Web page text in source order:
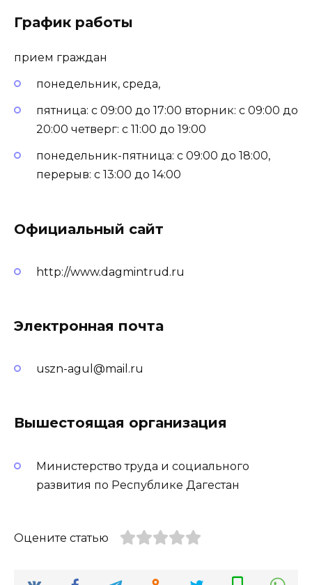
График работы
прием граждан
понедельник, среда,
пятница: с 09:00 до 17:00 вторник: с 09:00 до
20:00 четверг: с 11:00 до 19:00
понедельник-пятница: с 09:00 до 18:00,
перерыв: с 13:00 до 14:00
Официальный сайт
http://www.dagmintrud.ru
Электронная почта
uszn-agul@mail.ru
Вышестоящая организация
Министерство труда и социального
развития по Республике Дагестан
Оцените статью